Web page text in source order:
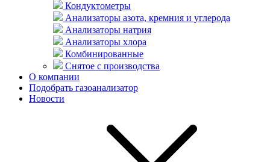
Кондуктометры
Анализаторы азота, кремния и углерода
Анализаторы натрия
Анализаторы хлора
Комбинированные
Снятое с производства
О компании
Подобрать газоанализатор
Новости